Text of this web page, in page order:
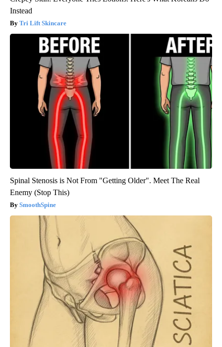
Instead
Tri Lift Skincare
Spinal Stenosis is Not From "Getting Older". Meet The Real
Enemy (Stop This)
SmoothSpine